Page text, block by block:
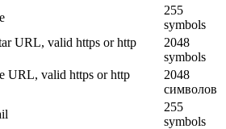
255
symbols
URL, valid https or http
2048
symbols
URL, valid https or http
2048
символов
255
symbols